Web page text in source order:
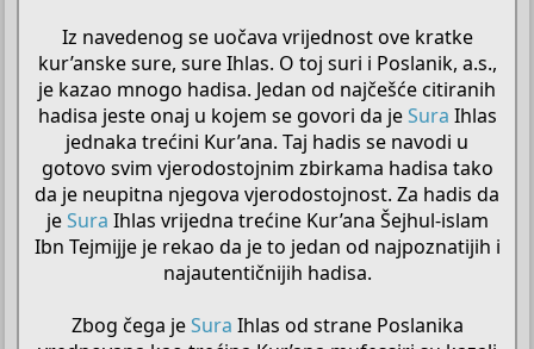
Iz navedenog se uočava vrijednost ove kratke
kur’anske sure, sure Ihlas. O toj suri i Poslanik, a.s.,
je kazao mnogo hadisa. Jedan od najčešće citiranih
hadisa jeste onaj u kojem se govori da jeSura Ihlas
jednaka trećini Kur’ana. Taj hadis se navodi u
gotovo svim vjerodostojnim zbirkama hadisa tako
da je neupitna njegova vjerodostojnost. Za hadis da
jeSura Ihlas vrijedna trećine Kur’ana Šejhul-islam
Ibn Tejmijje je rekao da je to jedan od najpoznatijih i
najautentičnijih hadisa.
Zbog čega jeSura Ihlas od strane Poslanika